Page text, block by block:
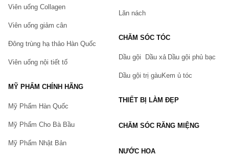
Viên uống Collagen
Viên uống giảm cân
Đông trùng hạ thảo Hàn Quốc
Viên uống nội tiết tố
MỸ PHẨM CHÍNH HÃNG
Mỹ Phẩm Hàn Quốc
Mỹ Phẩm Cho Bà Bầu
Mỹ Phẩm Nhật Bản
Lăn nách
CHĂM SÓC TÓC
Dầu gội Dầu xả Dầu gội phủ bạc
Dầu gội trị gàuKem ủ tóc
THIẾT BỊ LÀM ĐẸP
CHĂM SÓC RĂNG MIỆNG
NƯỚC HOA